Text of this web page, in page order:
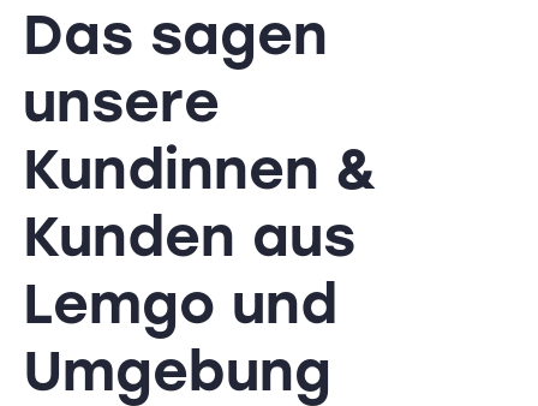
Das sagen
unsere
Kundinnen &
Kunden aus
Lemgo und
Umgebung